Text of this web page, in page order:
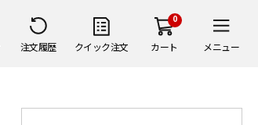
注文履歴 クイック注文
0
カート メニュー